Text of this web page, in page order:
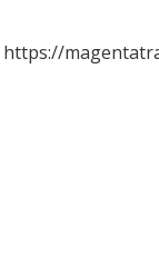
https://